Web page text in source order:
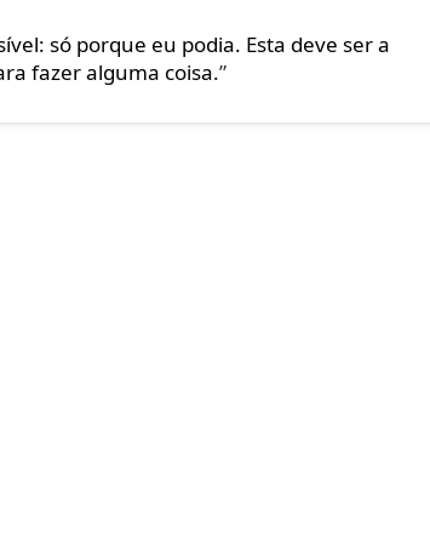
só porque eu podia. Esta deve ser a
fazer alguma coisa.”